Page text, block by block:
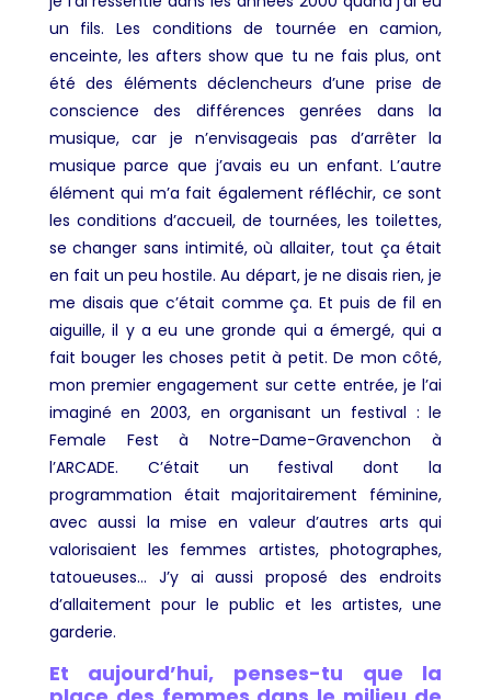
un fils. Les conditions de tournée en camion,
enceinte, les afters show que tu ne fais plus, ont
été des éléments déclencheurs d’une prise de
conscience des différences genrées dans la
musique, car je n’envisageais pas d’arrêter la
musique parce que j’avais eu un enfant. L’autre
élément qui m’a fait également réfléchir, ce sont
les conditions d’accueil, de tournées, les toilettes,
se changer sans intimité, où allaiter, tout ça était
en fait un peu hostile. Au départ, je ne disais rien, je
me disais que c’était comme ça. Et puis de fil en
aiguille, il y a eu une gronde qui a émergé, qui a
fait bouger les choses petit à petit. De mon côté,
mon premier engagement sur cette entrée, je l’ai
imaginé en 2003, en organisant un festival : le
Female Fest à Notre-Dame-Gravenchon à
l’ARCADE. C’était un festival dont la
programmation était majoritairement féminine,
avec aussi la mise en valeur d’autres arts qui
valorisaient les femmes artistes, photographes,
tatoueuses… J’y ai aussi proposé des endroits
d’allaitement pour le public et les artistes, une
garderie.
Et aujourd’hui, penses-tu que la